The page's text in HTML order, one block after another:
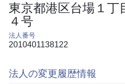
東京都港区台場１丁
４号
法人番号
2010401138122
法人の変更履歴情報